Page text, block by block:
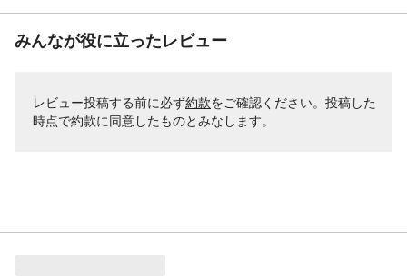
みんなが役に立ったレビュー
レビュー投稿する前に必ず約款をご確認ください。投稿した
時点で約款に同意したものとみなします。